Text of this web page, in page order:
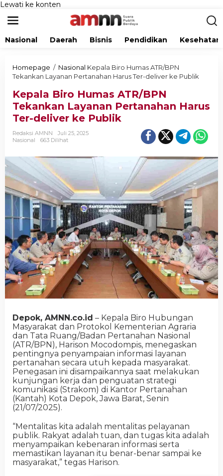
Lewati ke konten
Nasional Daerah Bisnis Pendidikan Kesehatan
Homepage / Nasional Kepala Biro Humas ATR/BPN
Tekankan Layanan Pertanahan Harus Ter-deliver ke Publik
Kepala Biro Humas ATR/BPN
Tekankan Layanan Pertanahan Harus
Ter-deliver ke Publik
Redaksi AMNN
Juli 25, 2025
Nasional
663 Dilihat
Depok, AMNN.co.id – Kepala Biro Hubungan
Masyarakat dan Protokol Kementerian Agraria
dan Tata Ruang/Badan Pertanahan Nasional
(ATR/BPN), Harison Mocodompis, menegaskan
pentingnya penyampaian informasi layanan
pertanahan secara utuh kepada masyarakat.
Penegasan ini disampaikannya saat melakukan
kunjungan kerja dan penguatan strategi
komunikasi (Strakom) di Kantor Pertanahan
(Kantah) Kota Depok, Jawa Barat, Senin
(21/07/2025).
“Mentalitas kita adalah mentalitas pelayanan
publik. Rakyat adalah tuan, dan tugas kita adalah
menyampaikan kebenaran informasi serta
memastikan layanan itu benar-benar sampai ke
masyarakat,” tegas Harison.